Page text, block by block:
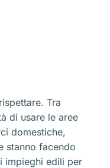
Tra
di usare le aree
domestiche,
stanno facendo
impieghi edili per